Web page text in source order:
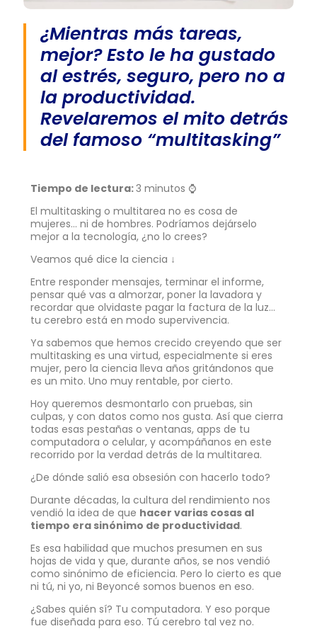
¿Mientras más tareas,
mejor? Esto le ha gustado
al estrés, seguro, pero no a
la productividad.
Revelaremos el mito detrás
del famoso “multitasking”
Tiempo de lectura:3 minutos ⌚
El multitasking o multitarea no es cosa de
mujeres… ni de hombres. Podríamos dejárselo
mejor a la tecnología, ¿no lo crees?
Veamos qué dice la ciencia ↓
Entre responder mensajes, terminar el informe,
pensar qué vas a almorzar, poner la lavadora y
recordar que olvidaste pagar la factura de la luz…
tu cerebro está en modo supervivencia.
Ya sabemos que hemos crecido creyendo que ser
multitasking es una virtud, especialmente si eres
mujer, pero la ciencia lleva años gritándonos que
es un mito. Uno muy rentable, por cierto.
Hoy queremos desmontarlo con pruebas, sin
culpas, y con datos como nos gusta. Así que cierra
todas esas pestañas o ventanas, apps de tu
computadora o celular, y acompáñanos en este
recorrido por la verdad detrás de la multitarea.
¿De dónde salió esa obsesión con hacerlo todo?
Durante décadas, la cultura del rendimiento nos
vendió la idea de que hacer varias cosas al
tiempo era sinónimo de productividad.
Es esa habilidad que muchos presumen en sus
hojas de vida y que, durante años, se nos vendió
como sinónimo de eficiencia. Pero lo cierto es que
ni tú, ni yo, ni Beyoncé somos buenos en eso.
¿Sabes quién sí? Tu computadora. Y eso porque
fue diseñada para eso. Tú cerebro tal vez no.